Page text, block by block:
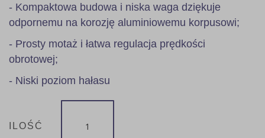
- Kompaktowa budowa i niska waga dziękuje
odpornemu na korozję aluminiowemu korpusowi;
- Prosty motaż i łatwa regulacja prędkości
obrotowej;
- Niski poziom hałasu
ILOŚĆ